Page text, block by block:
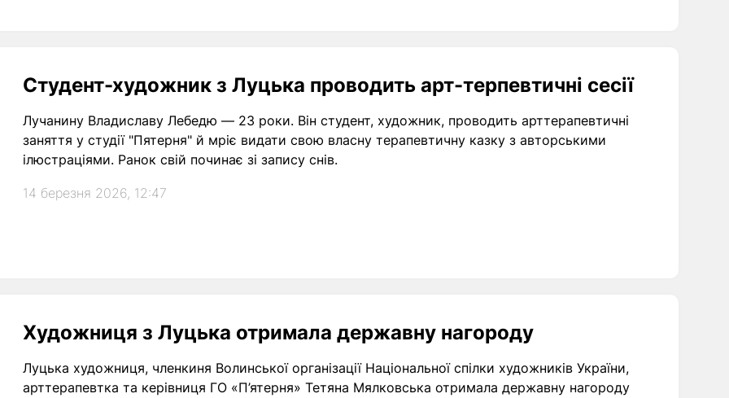
Студент-художник з Луцька проводить арт-терпевтичні сесії
Лучанину Владиславу Лебедю — 23 роки. Він студент, художник, проводить арттерапевтичні
заняття у студії "Пятерня" й мріє видати свою власну терапевтичну казку з авторськими
ілюстраціями. Ранок свій починає зі запису снів.
14 березня 2026, 12:47
Художниця з Луцька отримала державну нагороду
Луцька художниця, членкиня Волинської організації Національної спілки художників України,
арттерапевтка та керівниця ГО «П’ятерня» Тетяна Мялковська отримала державну нагороду